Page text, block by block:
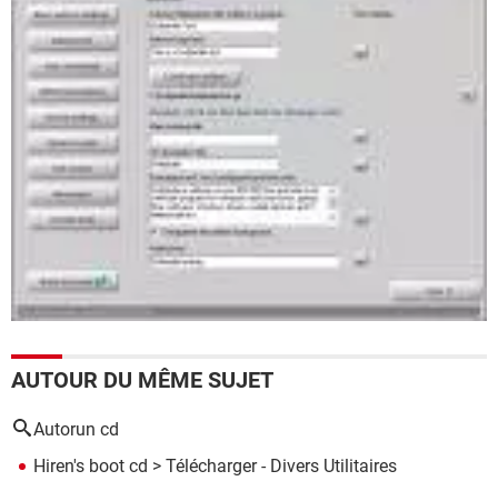
AUTOUR DU MÊME SUJET
Autorun cd
Hiren's boot cd > Télécharger - Divers Utilitaires